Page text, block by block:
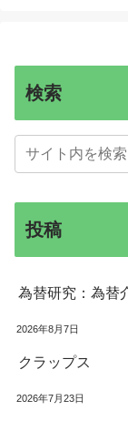
検索
投稿
為替研究：為替
2026年8月7日
クラップス
2026年7月23日